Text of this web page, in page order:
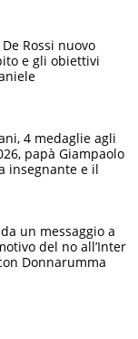
Rossi nuovo
e gli obiettivi
4 medaglie agli
papà Giampaolo
insegnante e il
un messaggio a
del no all’Inter
Donnarumma